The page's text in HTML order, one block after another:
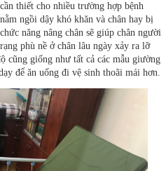
thiết cho nhiều trường hợp bệnh
ngồi dậy khó khăn và chân hay bị
năng nâng chân sẽ giúp chân người
phù nề ở chân lâu ngày xảy ra lỡ
cũng giống như tất cả các mẫu giường
để ăn uống đi vệ sinh thoãi mái hơn.